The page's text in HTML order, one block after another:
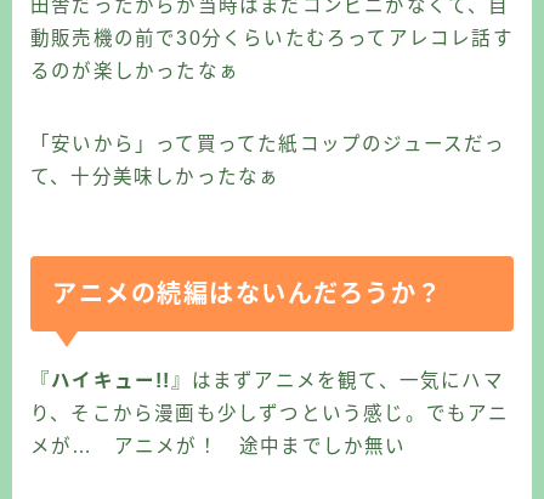
田舎だったからか当時はまだコンビニがなくて、自
動販売機の前で30分くらいたむろってアレコレ話す
るのが楽しかったなぁ
「安いから」って買ってた紙コップのジュースだっ
て、十分美味しかったなぁ
アニメの続編はないんだろうか？
『 ハイキュー!!』はまずアニメを観て、一気にハマ
り、そこから漫画も少しずつという感じ。でもアニ
メが… アニメが！ 途中までしか無い